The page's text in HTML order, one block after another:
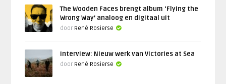
The Wooden Faces brengt album ‘Flying the
Wrong Way’ analoog en digitaal uit
door René Rosierse
Interview: Nieuw werk van Victories at Sea
door René Rosierse